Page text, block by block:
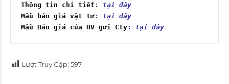
Thông tin chi tiết : tại đây
Mẫu báo giá vật tư: tại đây
Mẫu Báo giá của BV gửi Cty: tại đây
Lượt Truy Cập: 597